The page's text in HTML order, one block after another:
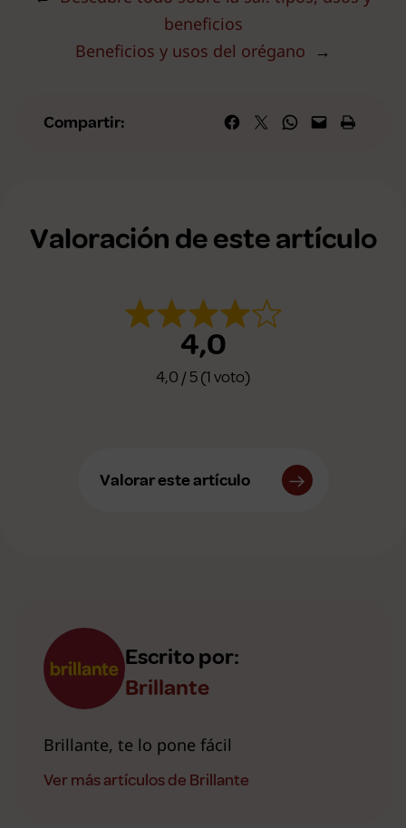
beneficios
Beneficios y usos del orégano →
Compartir: Compartir en Facebook
Compartir en X Compartir en WhatsApp
Envía esta página por correo
Imprime esta
Valoración de este artículo
4,0
4,0 / 5 (1 voto)
Valorar este artículo
Escrito por:
Brillante
Brillante, te lo pone fácil
Ver más artículos de Brillante